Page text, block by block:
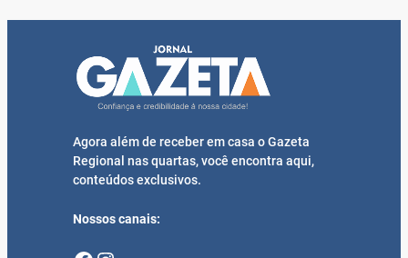
Regional nas quartas, você encontra aqui,
conteúdos exclusivos.
Facebook Instagram